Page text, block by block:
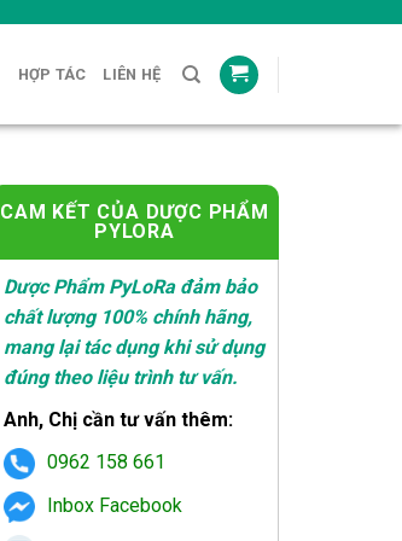
HỢP TÁC LIÊN HỆ
CAM KẾT CỦA DƯỢC PHẨM
PYLORA
Dược Phẩm PyLoRa đảm bảo
chất lượng 100% chính hãng,
mang lại tác dụng khi sử dụng
đúng theo liệu trình tư vấn.
Anh, Chị cần tư vấn thêm:
0962 158 661
Inbox Facebook